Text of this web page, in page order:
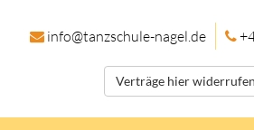
info@tanzschule-nagel.de
Verträge hier widerrufen